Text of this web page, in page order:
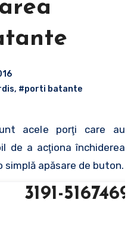
, #porti batante
de a acţiona închiderea
simplă apăsare de buton.